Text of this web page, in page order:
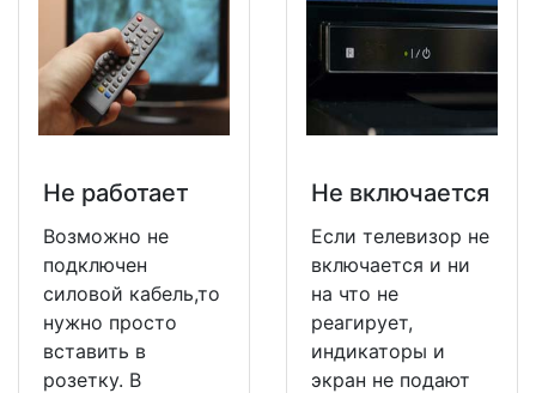
Не работает
Возможно не
подключен
силовой кабель,то
нужно просто
вставить в
розетку. В
Не включается
Если телевизор не
включается и ни
на что не
реагирует,
индикаторы и
экран не подают